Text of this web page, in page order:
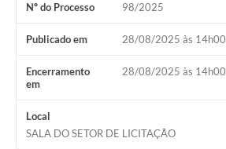
Nº do Processo 98/2025
Publicado em 28/08/2025 às 14h00
Encerramento
em
28/08/2025 às 14h00
Local
SALA DO SETOR DE LICITAÇÃO